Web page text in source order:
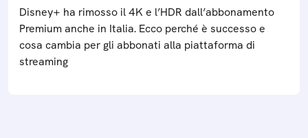
Disney+ ha rimosso il 4K e l’HDR dall’abbonamento
Premium anche in Italia. Ecco perché è successo e
cosa cambia per gli abbonati alla piattaforma di
streaming